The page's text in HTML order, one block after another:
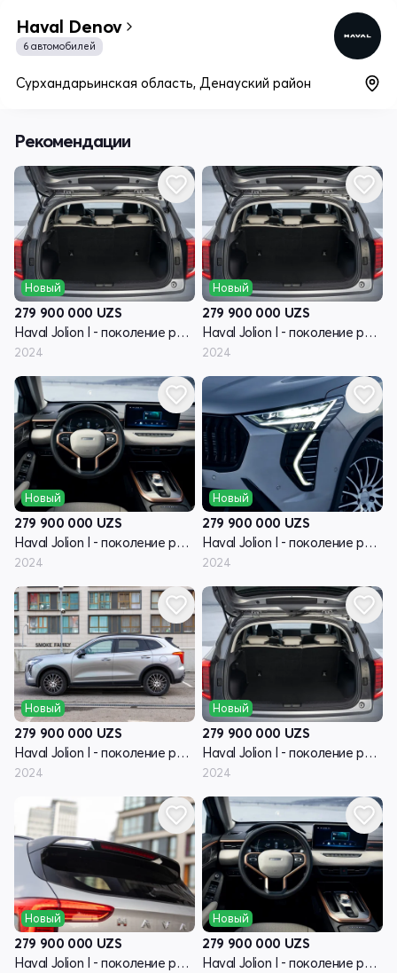
Haval Denov
6 автомобилей
Сурхандарьинская область, Денауский район
Рекомендации
Новый
279 900 000 UZS
Haval Jolion I - поколение рестайлинг
2024
Новый
279 900 000 UZS
Haval Jolion I - поколение рестайлинг
2024
Новый
279 900 000 UZS
Haval Jolion I - поколение рестайлинг
2024
Новый
279 900 000 UZS
Haval Jolion I - поколение рестайлинг
2024
Новый
279 900 000 UZS
Haval Jolion I - поколение рестайлинг
2024
Новый
279 900 000 UZS
Haval Jolion I - поколение рестайлинг
2024
Новый
279 900 000 UZS
Haval Jolion I - поколение рестайлинг
Новый
279 900 000 UZS
Haval Jolion I - поколение рестайлинг